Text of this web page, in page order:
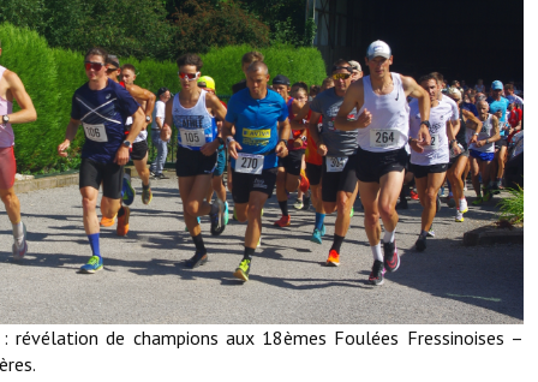
Urbanisme
Nous contacter
Horaires de la mairie
Les foulées fressinoises
ACCÈS RAPIDE
Démarches administratives
Projets et travaux en cours
: révélation de champions aux 18èmes Foulées Fressinoises –